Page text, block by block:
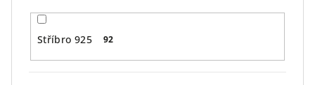
Stříbro 925 92